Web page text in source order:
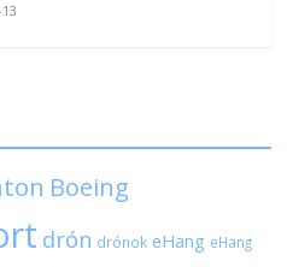
Boeing
drón drónok eHang eHang